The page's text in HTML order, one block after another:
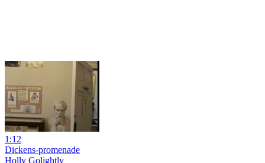
1:12
Dickens-promenade
Holly Golightly